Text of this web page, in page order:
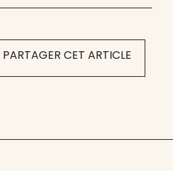
PARTAGER CET ARTICLE